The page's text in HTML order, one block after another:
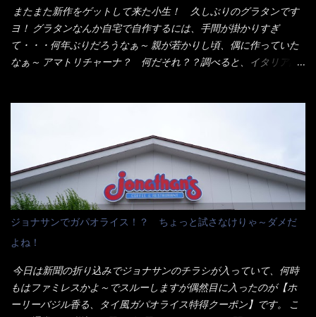
り見慣れない姿・・・何だかチョッと高級感的な・・・だって透
明なトレイに並んだ棒状麺なんて見慣れないからねぇ～（コスト
がかかる） 袋の裏側を見ると、韮とか卵の用意を勧めている。
それなばらと冷蔵庫にあった、黒豆モヤシ・韮・生卵を用意しま
け、韮の葉の部分をドサッと乗せて調味油を入れて完成です。 ど
うでしょう？ 見た目 Goodデザイン賞じゃない！？ 笑 マルタ
イのHPを見ると・・・（引用） めんは、ノンフライ・ノンスチー
ム製法で仕上げた、生めんに近い風味のストレートめんです。 豚
の旨味に数種類の唐辛子、ニンニクを加えた辛さとコクが凝縮さ
れた醤油ベースのスープです。 調味油に赤ラー油とごま油を使用
することに風味と辛さを引き立たせています。 調味油をスープ
全体に馴染ませるために、箸で麺と具を持ち上げて・・・ ええや
ないかぁ～ モヤシが黒豆モヤシだから細身で熱を加えてもへた
りづらい！（緑豆モヤシだと太くて熱加えるとダラーっとなるん
だよ） それに細ストレート麺とモヤシが良いバランスで・・・
またまた新作をゲットして来た小生！ 久しぶりのグラタンです
ヨ！ グラタンなんか自宅で自作するには、手間が掛かりすぎ
て・・・何年ぶりだろうなぁ～ 親が若かりし頃、偶に作っていた
なぁ～ アマトリチャーナ？ 何だそれ？？調べると、イタリア語
ブン皿で焼いて、大凡の目安で小分けにしているようで、パック
をよーく見たら表面のチーズの乗り具合に結構な差が出てい
た・・・チーズに焦げ目が付いているのを、しっかり確認し買う
ことをオススメします。（取り分け量にも若干有り差がでてるだ
ろう） 早速タバスコを振りかけて食べてみると・・・結構美味し
いよ！ 久しぶりだな～ホワイトソースとマカロニの絡まった食
感・・・懐かしい～ 今回ダイソーのカレー用のスプーンを使って
みたら、これが凄くうまくすくえるんだよねぇ～（このスプーン
当たりだね） 今回新作のグラタンを頂きましたが、まずまずの美
味しさとダイソーのカレースプーンの。すくい上げ力の良さを再
ジョナサンでガパオライス！？ ちょっと試さなけりゃ～ダメだ
よね！
今日は新聞の折り込みでジョナサンのチラシが入っていて、何時
もはファミレスかよ～でスルーしますが偶然目に入ったのが【ホ
ーリーバジル香る、タイ風ガパオライス特得クーポン】です。 こ